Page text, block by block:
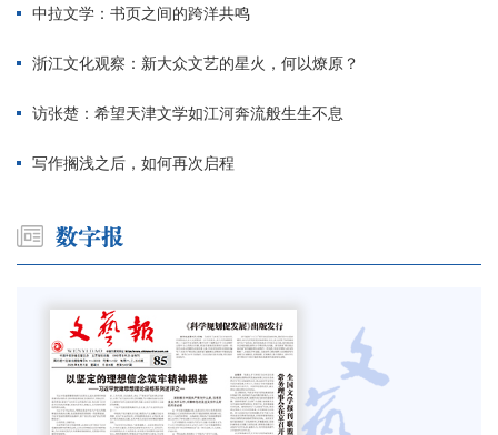
中拉文学：书页之间的跨洋共鸣
浙江文化观察：新大众文艺的星火，何以燎原？
访张楚：希望天津文学如江河奔流般生生不息
写作搁浅之后，如何再次启程